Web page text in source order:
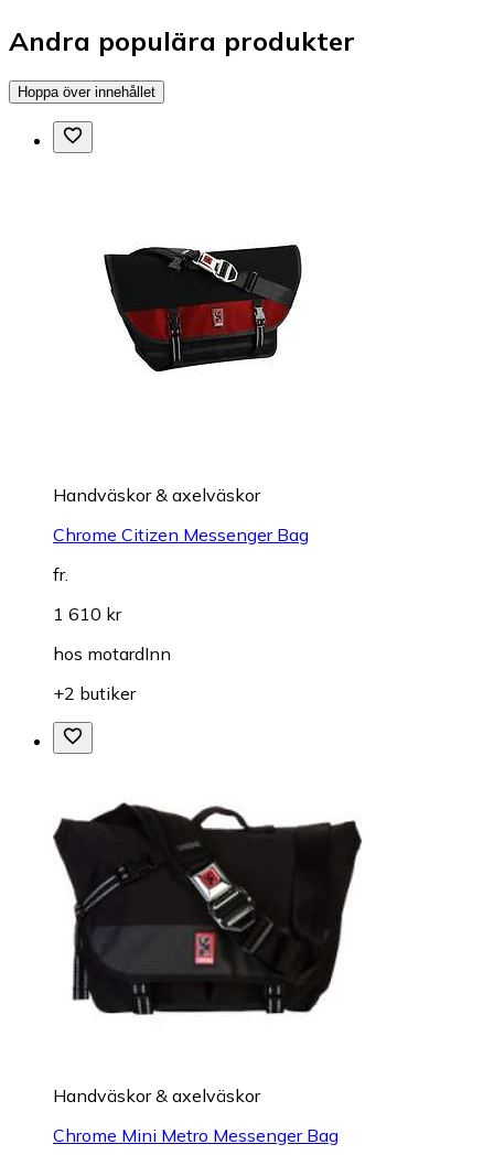
Andra populära produkter
Hoppa över innehållet
Handväskor & axelväskor
Chrome Citizen Messenger Bag
fr.
1 610 kr
hos motardInn
+2 butiker
Handväskor & axelväskor
Chrome Mini Metro Messenger Bag